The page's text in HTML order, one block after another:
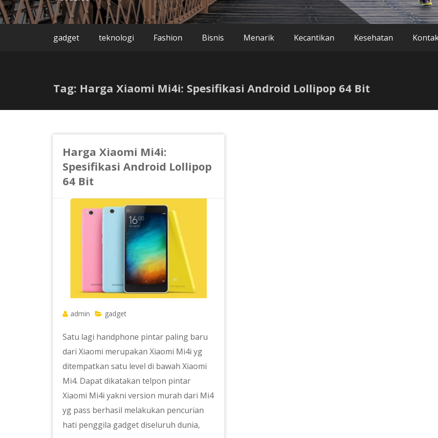
gadget teknologi Fashion Bisnis Menarik Kecantikan Kesehatan
Tag: Harga Xiaomi Mi4i: Spesifikasi Android Lollipop 64 Bit
Harga Xiaomi Mi4i:
Spesifikasi Android Lollipop
64 Bit
admin gadget
Satu lagi handphone pintar paling baru
dari Xiaomi merupakan Xiaomi Mi4i yg
ditempatkan satu level di bawah Xiaomi
Mi4. Dapat dikatakan telpon pintar
Xiaomi Mi4i yakni version murah dari Mi4
yg pass berhasil melakukan pencurian
hati penggila gadget diseluruh dunia,